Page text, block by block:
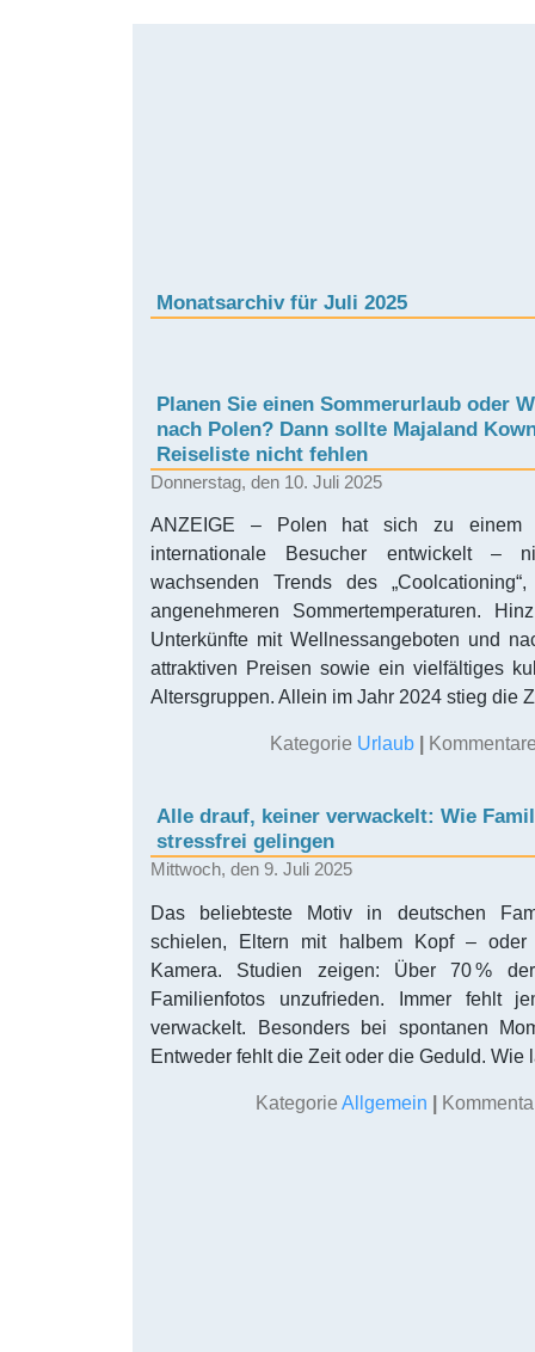
Monatsarchiv für Juli 2025
Planen Sie einen Sommerurlaub oder
nach Polen? Dann sollte Majaland
Reiseliste nicht fehlen
Donnerstag, den 10. Juli 2025
ANZEIGE – Polen hat sich zu einem
internationale Besucher entwickelt –
wachsenden Trends des
angenehmeren Sommertemperaturen.
Unterkünfte mit Wellnessangeboten und
attraktiven Preisen sowie ein vielfältiges
Altersgruppen. Allein im Jahr 2024 stieg die
Kategorie Urlaub
Alle drauf, keiner verwackelt: Wie
stressfrei gelingen
Mittwoch, den 9. Juli 2025
Das beliebteste Motiv in deutschen
schielen, Eltern mit halbem Kopf –
Kamera. Studien zeigen: Über 70 %
Familienfotos unzufrieden. Immer fehlt
verwackelt. Besonders bei spontanen
Entweder fehlt die Zeit oder die Geduld.
Kategorie Allgemein |